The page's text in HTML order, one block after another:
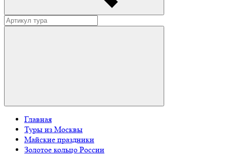
Главная
Туры из Москвы
Майские праздники
Золотое кольцо России